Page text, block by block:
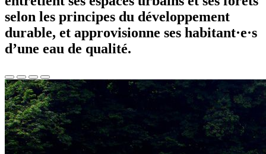
selon les principes du développement
durable, et approvisionne ses habitant·e·s
d’une eau de qualité.